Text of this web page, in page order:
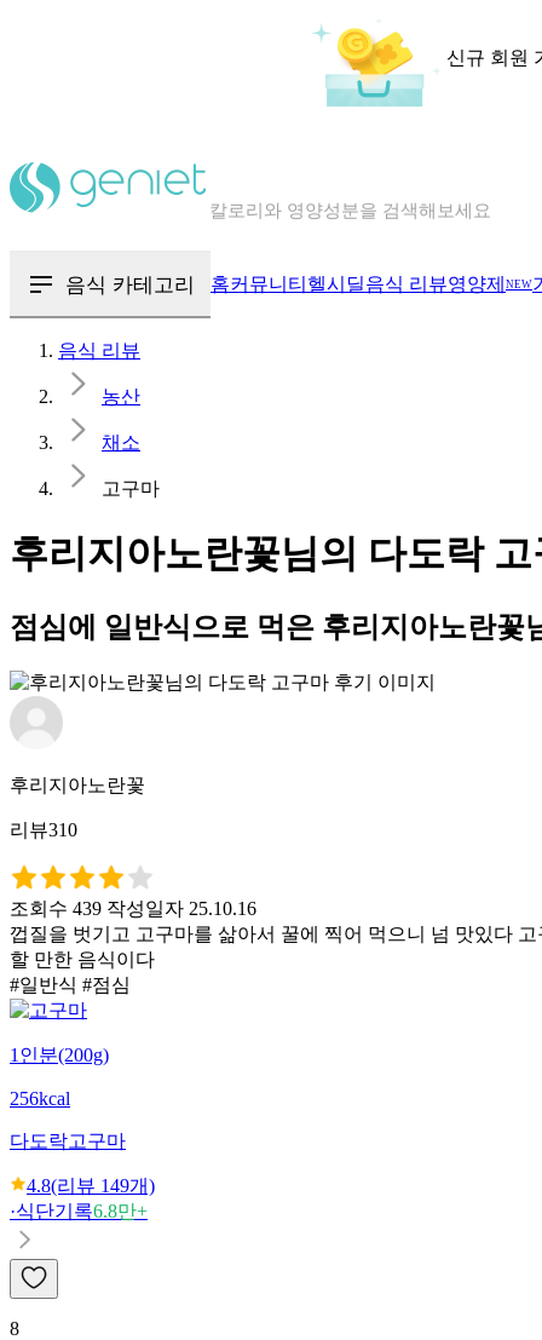
신규 회원
혈당 · 다이어트 음식 검색해보세요
음식 카테고리 홈커뮤니티 헬시딜음식 리뷰영양제 NEW
음식 리뷰
농산
채소
고구마
후리지아노란꽃님의 다도락
점심에 일반식으로 먹은 후리지아노란
후리지아노란꽃
리뷰310
조회수 439 작성일자 25.10.16
껍질을 벗기고 고구마를 삶아서 꿀에 찍어 먹으니 넘 맛있다
할 만한 음식이다
#일반식 #점심
1인분(200g)
256kcal
다도락고구마
4.8(리뷰 149개)
·식단기록6.8만+
8